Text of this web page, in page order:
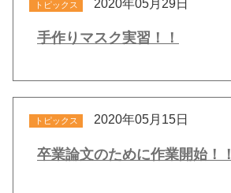
トピックス 2020年05月29日
手作りマスク実習！！
トピックス 2020年05月15日
卒業論文のために作業開始！！